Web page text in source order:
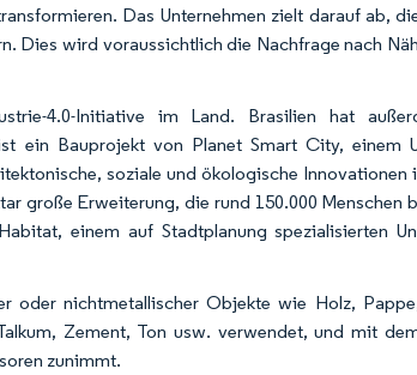
Das Unternehmen zielt darauf ab,
Dies wird voraussichtlich die Nachfrage nach
4.0-Initiative im Land. Brasilien hat
ein Bauprojekt von Planet Smart City, einem
soziale und ökologische Innovationen
große Erweiterung, die rund 150.000 Menschen
einem auf Stadtplanung spezialisierten
oder nichtmetallischer Objekte wie Holz,
Zement, Ton usw. verwendet, und mit
zunimmt.